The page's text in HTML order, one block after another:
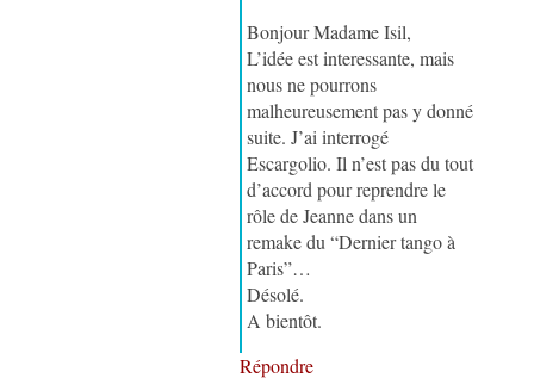
Bonjour Madame Isil,
L’idée est interessante, mais
nous ne pourrons
malheureusement pas y donné
suite. J’ai interrogé
Escargolio. Il n’est pas du tout
d’accord pour reprendre le
rôle de Jeanne dans un
remake du “Dernier tango à
Paris”…
Désolé.
A bientôt.
Répondre